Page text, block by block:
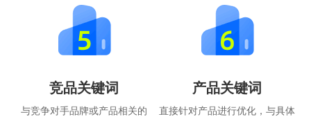
竞品关键词
与竞争对手品牌或产品相关的
产品关键词
直接针对产品进行优化，与具体